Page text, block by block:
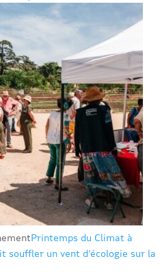
Printemps du Climat à
souffler un vent d’écologie sur la